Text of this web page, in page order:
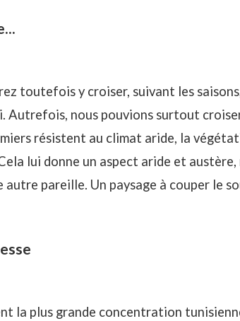
toutefois y croiser, suivant les
nous pouvions surtout croiser
résistent au climat aride, la
lui donne un aspect aride et austère,
autre pareille. Un paysage à couper le
la plus grande concentration